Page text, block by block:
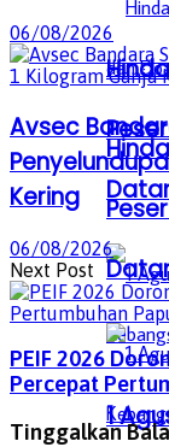
1
06/08/2026
Avsec
Kering
06/08/2026
Next Post
PEIF 2026
Percepat
Tinggalkan